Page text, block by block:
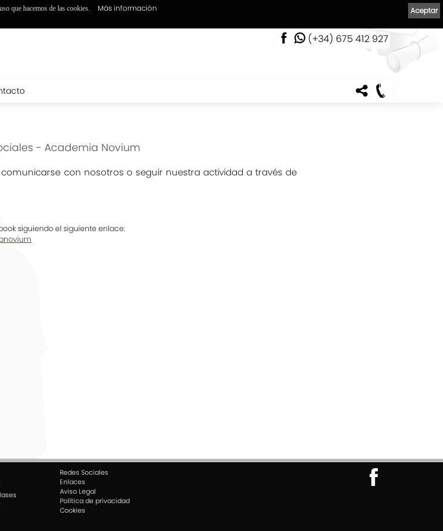
(+34) 675 412 927
- Academia Novium
con nosotros o seguir nuestra actividad a través de
siguiendo el siguiente enlace:
Redes Sociales
Enlaces
Aviso Legal
Política de privacidad
Cookies
Aceptar
que hacemos de las cookies. Más información